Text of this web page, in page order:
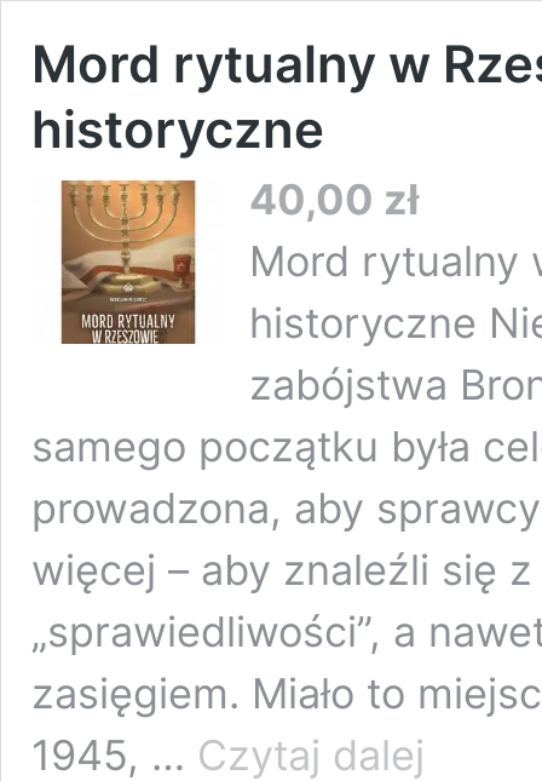
Mord rytualny w
historyczne
40,00 zł
Mord rytualny
historyczne
zabójstwa
samego początku była
prowadzona, aby
więcej – aby znaleźli się
„sprawiedliwości”, a
zasięgiem. Miało to
1945, … Czytaj dalej